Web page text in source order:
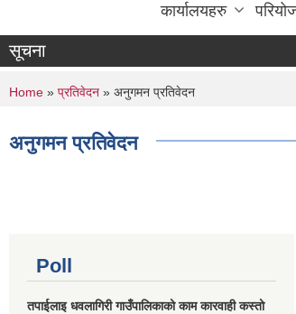
कार्यालयहरु
सूचना
You are here
Home » प्रतिवेदन » अनुगमन प्रतिवेदन
अनुगमन प्रतिवेदन
Poll
तपाईलाइ धवलागिरी गाउँपालिकाको काम कारवाही कस्तो